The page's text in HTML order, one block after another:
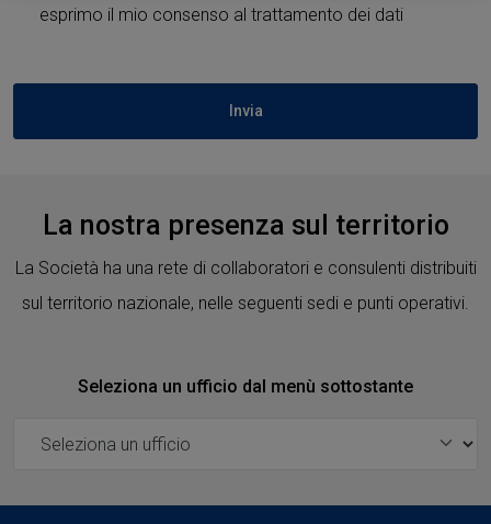
esprimo il mio consenso al trattamento dei dati
Invia
La nostra presenza sul territorio
La Società ha una rete di collaboratori e consulenti distribuiti
sul territorio nazionale, nelle seguenti sedi e punti operativi.
Seleziona un ufficio dal menù sottostante